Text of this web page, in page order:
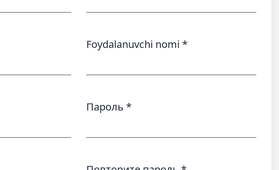
Foydalanuvchi nomi *
Пароль *